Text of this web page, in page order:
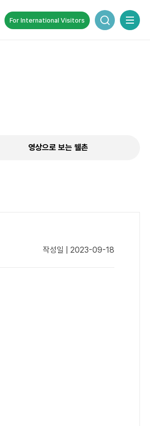
For International Visitors 통합검색 창
영상으로 보는 웰촌
작성일 | 2023-09-18